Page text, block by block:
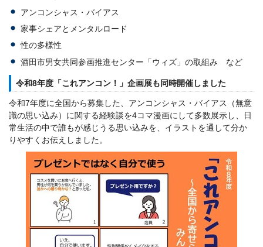
アンコンシャス・バイアス
家事シェアとメンタルロード
性の多様性
酒田市男女共同参画推進センター「ウィズ」の取組み など
令和8年度「これアンコン！」企画展も同時開催しました
令和7年度に全国から募集した、アンコンシャス・バイアス（無意
識の思い込み）に関する経験談を4コマ漫画にして多数展示し、日
常生活の中で誰もが感じうる思い込みを、イラストを通して分か
りやすくお伝えしました。